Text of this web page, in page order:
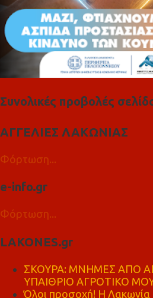
Συνολικές προβολές
ΑΓΓΕΛΙΕΣ ΛΑΚΩΝΙΑΣ
Φόρτωση...
e-info.gr
Φόρτωση...
LAKONES.gr
ΣΚΟΥΡΑ: ΜΝΗΜΕΣ ΑΠΟ
ΥΠΑΙΘΡΙΟ ΑΓΡΟΤΙΚΟ
Όλοι προσοχή! Η